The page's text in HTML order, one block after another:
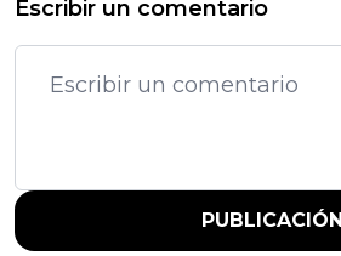
Escribir un comentario
PUBLICACIÓN